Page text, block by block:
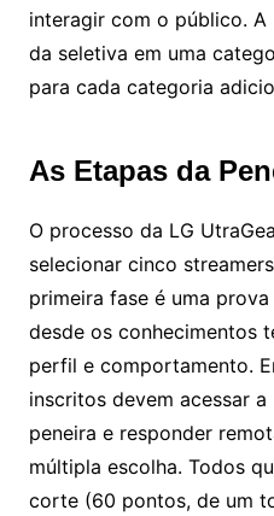
interagir com o público.
da seletiva em uma
para cada categoria
As Etapas da
O processo da LG
selecionar cinco
primeira fase é uma
desde os conhecimentos
perfil e comportamento.
inscritos devem acessar
peneira e responder
múltipla escolha. Todos
corte (60 pontos, de um